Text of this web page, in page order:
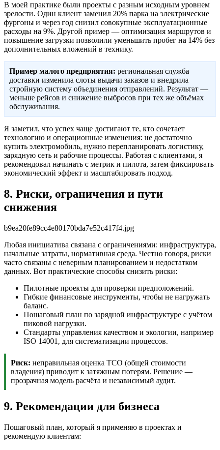
В моей практике были проекты с разным исходным уровнем
зрелости. Один клиент заменил 20% парка на электрические
фургоны и через год снизил совокупные эксплуатационные
расходы на 9%. Другой пример — оптимизация маршрутов и
повышение загрузки позволили уменьшить пробег на 14% без
дополнительных вложений в технику.
Пример малого предприятия: региональная служба
доставки изменила слоты выдачи заказов и внедрила
стройную систему объединения отправлений. Результат —
меньше рейсов и снижение выбросов при тех же объёмах
обслуживания.
Я заметил, что успех чаще достигают те, кто сочетает
технологию и операционные изменения: не достаточно
купить электромобиль, нужно перепланировать логистику,
зарядную сеть и рабочие процессы. Работая с клиентами, я
рекомендовал начинать с метрик и пилота, затем фиксировать
экономический эффект и масштабировать подход.
8. Риски, ограничения и пути
снижения
b9ea20fe89cc4e80170bda7e52c417f4.jpg
Любая инициатива связана с ограничениями: инфраструктура,
начальные затраты, нормативная среда. Честно говоря, риски
часто связаны с неверным планированием и недостатком
данных. Вот практические способы снизить риски:
Пилотные проекты для проверки предположений.
Гибкие финансовые инструменты, чтобы не нагружать
баланс.
Пошаговый план по зарядной инфраструктуре с учётом
пиковой нагрузки.
Стандарты управления качеством и экологии, например
ISO 14001, для систематизации процессов.
Риск: неправильная оценка TCO (общей стоимости
владения) приводит к затяжным потерям. Решение —
прозрачная модель расчёта и независимый аудит.
9. Рекомендации для бизнеса
Пошаговый план, который я применяю в проектах и
рекомендую клиентам: